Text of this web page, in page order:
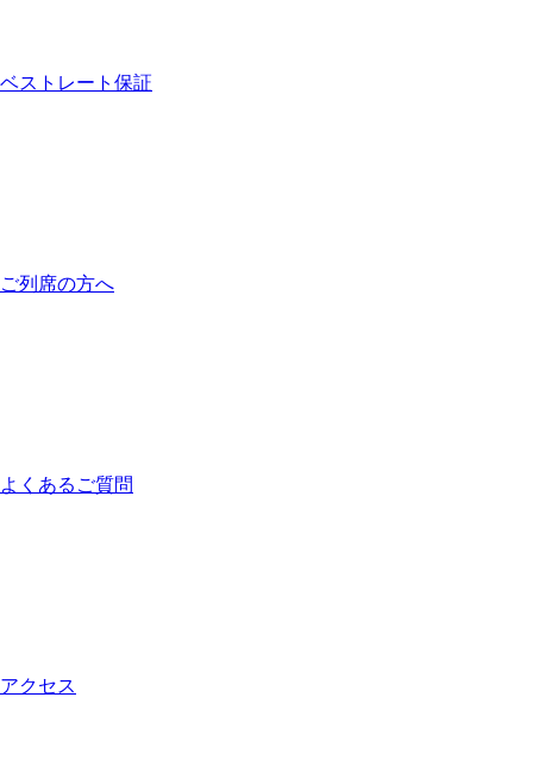
ベストレート保証
ご列席の方へ
よくあるご質問
アクセス